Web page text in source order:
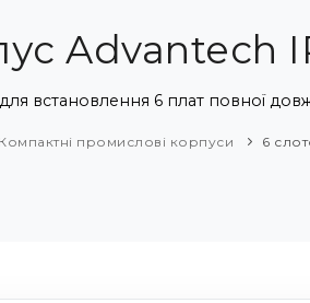
Advantech
встановлення 6 плат повної
Компактні промислові корпуси 6